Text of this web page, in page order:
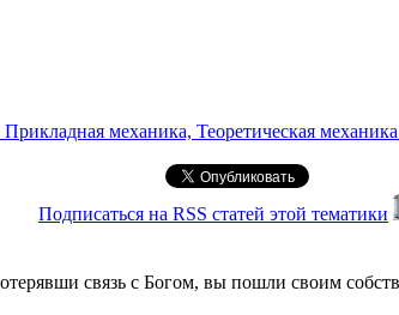
механика, Теоретическая
Подписаться на RSS статей этой тематики
связь с Богом, вы пошли своим